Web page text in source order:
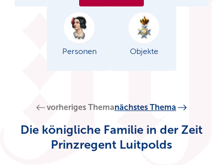
Personen Objekte
vorheriges Themanächstes Thema
Die königliche Familie in der Zeit
Prinzregent Luitpolds